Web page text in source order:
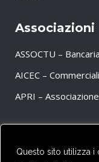
Questo sito utilizza
Associazioni
ASSOCTU –
AICEC –
APRI –
Partner